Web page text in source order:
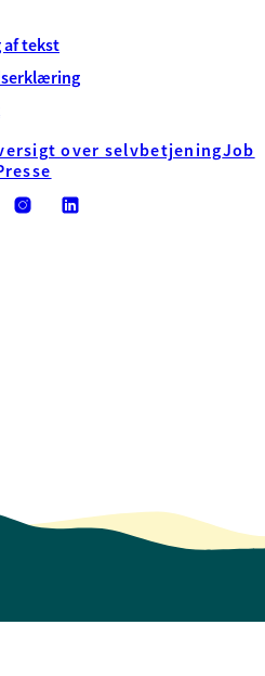
tekst
over selvbetjeningJob